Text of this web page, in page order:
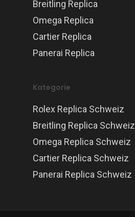
Breitling Replica
Omega Replica
Cartier Replica
Panerai Replica
Kategorie
Rolex Replica Schweiz
Breitling Replica Schweiz
Omega Replica Schweiz
Cartier Replica Schweiz
Panerai Replica Schweiz